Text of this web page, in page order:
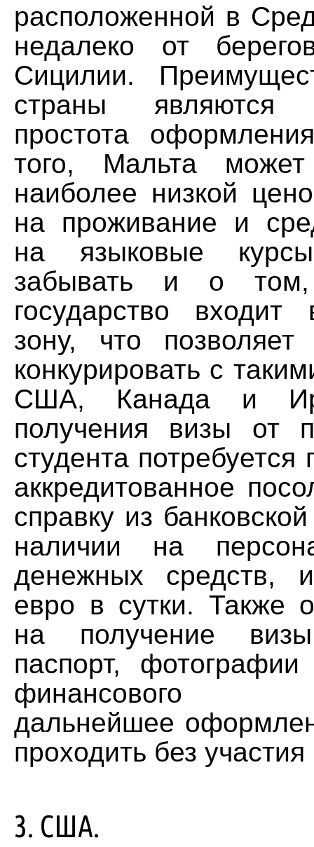
расположенной в
недалеко от
Сицилии.
страны
простота
того, Мальта может
наиболее низкой
на проживание и
на языковые
забывать и о
государство
зону, что
конкурировать с
США, Канада и
получения визы от
студента потребуется
аккредитованное
справку из
наличии на
денежных средств,
евро в сутки. Также
на получение визы
паспорт,
финансового
дальнейшее
проходить без
3. США.